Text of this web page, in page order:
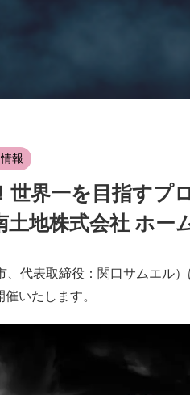
報
世界一を目指す
土地株式会社 ホー
、代表取締役：関口サムエル
いたします。